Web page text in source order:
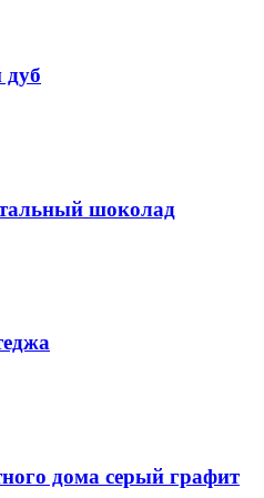
дуб
шоколад
дома серый графит